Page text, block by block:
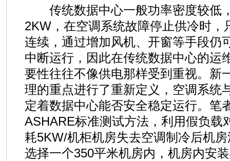
传统数据中心一般功率密度较低
2KW，在空调系统故障停止供冷时，
连续，通过增加风机、开窗等手段仍
中断运行，因此在传统数据中心的运
要性往往不像供电那样受到重视。新
理的重点进行了重新定义，空调系统
定着数据中心能否安全稳定运行。笔
ASHARE标准测试方法，利用假负载
耗5KW/机柜机房失去空调制冷后机
选择一个350平米机房内，机房内安